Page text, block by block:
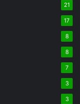
21
17
8
8
7
3
3